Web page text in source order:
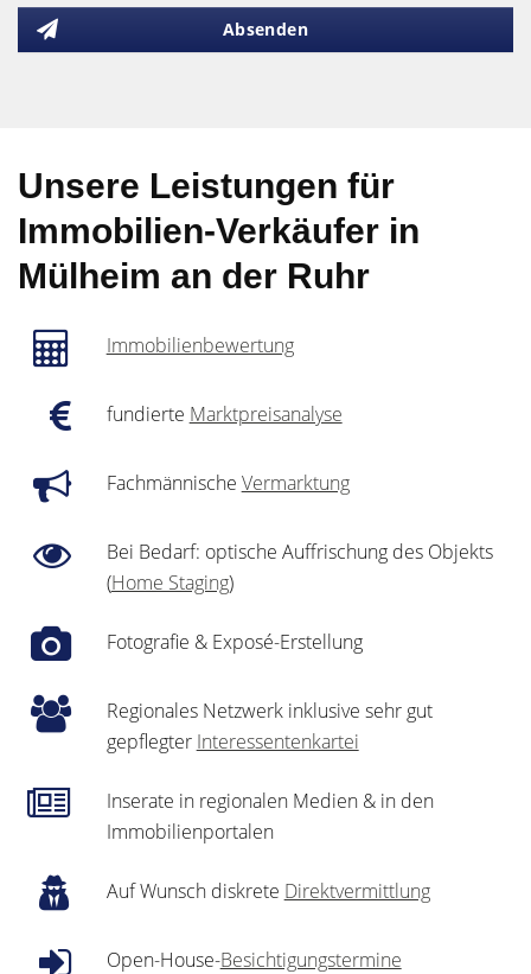
Absenden
Unsere Leistungen für
Immobilien-Verkäufer in
Mülheim an der Ruhr
Immobilienbewertung
fundierte Marktpreisanalyse
Fachmännische Vermarktung
Bei Bedarf: optische Auffrischung des Objekts
(Home Staging)
Fotografie & Exposé-Erstellung
Regionales Netzwerk inklusive sehr gut
gepflegter Interessentenkartei
Inserate in regionalen Medien & in den
Immobilienportalen
Auf Wunsch diskrete Direktvermittlung
Open-House-Besichtigungstermine